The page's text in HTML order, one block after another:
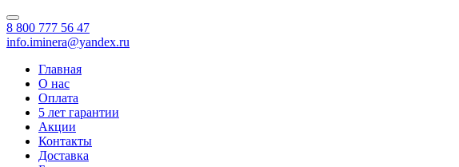
8 800 777 56 47
info.iminera@yandex.ru
Главная
О нас
Оплата
5 лет гарантии
Акции
Контакты
Доставка